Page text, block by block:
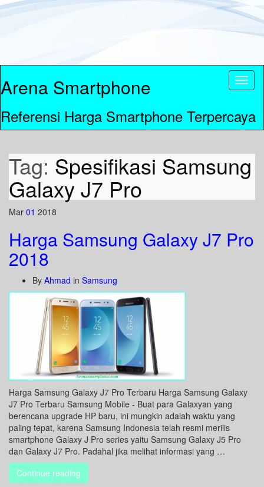
Arena Smartphone
Referensi Harga Smartphone Terpercaya
Tag: Spesifikasi Samsung
Galaxy J7 Pro
Mar 01 2018
Harga Samsung Galaxy J7 Pro
2018
By Ahmad in Samsung
Harga Samsung Galaxy J7 Pro Terbaru Harga Samsung Galaxy
J7 Pro Terbaru Samsung Mobile - Buat para Galaxyan yang
berencana upgrade HP baru, ini mungkin adalah waktu yang
paling tepat, karena Samsung Indonesia telah resmi merilis
smartphone Galaxy J Pro series yaitu Samsung Galaxy J5 Pro
dan Galaxy J7 Pro. Padahal jika melihat informasi yang …
Continue reading